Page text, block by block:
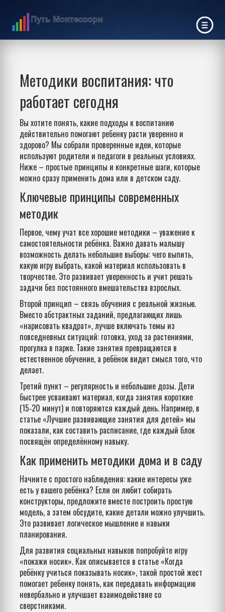
Методики воспитания: что
работает сегодня
Вы хотите понять, какие подходы к воспитанию
действительно помогают ребенку расти уверенно и
здорово? Мы собрали проверенные идеи, которые
используют родители и педагоги в реальных условиях.
Ниже – простые принципы и конкретные шаги, которые
можно сразу применить дома или в детском саду.
Ключевые принципы современных
методик
Первое, чему учат все хорошие методики – уважение к
самостоятельности ребёнка. Важно давать малышу
возможность делать небольшие выборы: чего выпить,
какую игру выбрать, какой материал использовать в
творчестве. Это развивает уверенность и учит решать
задачи без постоянного вмешательства взрослых.
Второй принцип – связь обучения с реальной жизнью.
Вместо абстрактных заданий, предлагающих лишь
«нарисовать квадрат», лучше включать темы из
повседневных ситуаций: готовка, уход за растениями,
прогулка в парке. Такие занятия превращаются в
естественное обучение, а ребёнок видит смысл того, что
делает.
Третий пункт – регулярность и небольшие дозы. Дети
быстрее усваивают материал, когда занятия короткие
(15‑20 минут) и повторяются каждый день. Например, в
статье «Лучшие развивающие занятия для детей» мы
показали, как составить расписание, где каждый блок
посвящён определённому навыку.
Как применить методики дома и в саду
Начните с простого наблюдения: какие интересы уже
есть у вашего ребёнка? Если он любит собирать
конструкторы, предложите вместе построить простую
модель, а затем обсудите, какие детали можно улучшить.
Это развивает логическое мышление и навыки
планирования.
Для развития социальных навыков попробуйте игру
«покажи носик». Как описывается в статье «Когда
ребёнку учиться показывать носик», такой простой жест
помогает ребенку понять, как передавать информацию
невербально и улучшает взаимодействие со
сверстниками.